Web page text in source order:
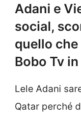
Adani e
social,
quello
Bobo Tv
Lele Adani
Qatar perché